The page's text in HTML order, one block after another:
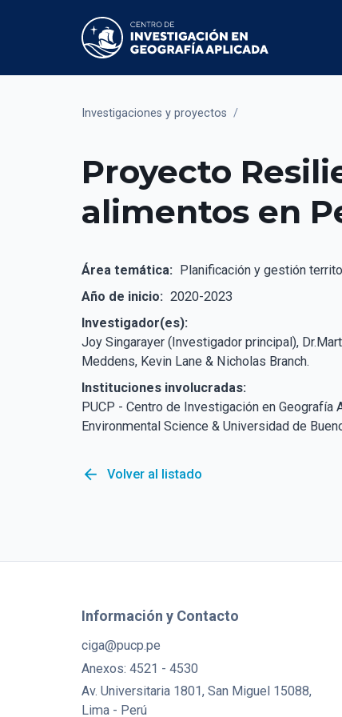
Investigaciones y proyectos /
Proyecto
alimentos en
Área temática: Planificación y gestión
Año de inicio: 2020-2023
Investigador(es):
Joy Singarayer (Investigador principal),
Meddens, Kevin Lane & Nicholas Branch.
Instituciones involucradas:
PUCP - Centro de Investigación en Geografía
Environmental Science & Universidad de
arrow_back Volver al listado
Información y Contacto
ciga@pucp.pe
Anexos: 4521 - 4530
Av. Universitaria 1801, San Miguel 15088,
Lima - Perú